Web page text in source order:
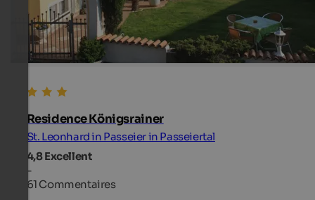
Residence Königsrainer
St. Leonhard in Passeier in Passeiertal
4,8Excellent
-
61 Commentaires